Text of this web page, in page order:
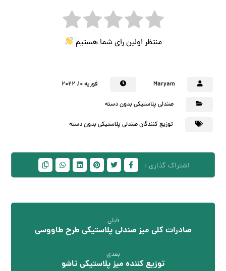
منتظر اولین رای شما هستیم
Maryam فوریه ۱۰, ۲۰۲۲
صندلی پلاستیکی بدون دسته
توزیع کنندگان صندلی پلاستیکی بدون دسته
قبلی
صادرات کلی میز صندلی پلاستیکی طرح طاووسی
بعدی
توزیع کننده میز پلاستیکی تاشو